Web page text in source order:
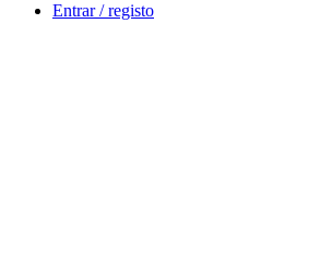
Entrar / registo